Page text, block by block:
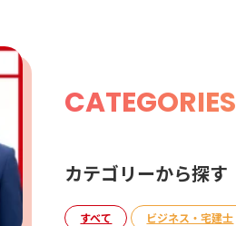
CATEGORIES
カテゴリーから探す
すべて ビジネス・宅建士